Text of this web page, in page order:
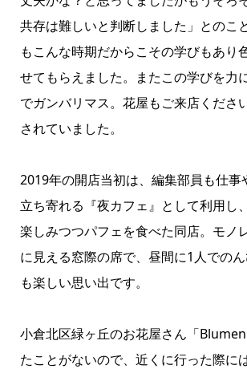
共存は難しいと判断しました」とのこ
もこんな時期だからこその学びもあり
せてもらえました。またこの学びを力
でガンバリマス。花屋もご来店くださ
されていました。
2019年の開店当初は、編集部員も仕事
立ち寄れる『夜カフェ』として利用し
楽しみつつパフェを食べた同店。モノ
に見える窓際の席で、昼間に1人での
も楽しい思い出です。
小倉北区緑ヶ丘のお花屋さん「
たことがないので、近くに行った際に